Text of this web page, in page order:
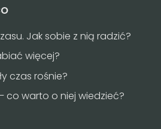
Jak sobie z nią radzić?
więcej?
czas rośnie?
co warto o niej wiedzieć?